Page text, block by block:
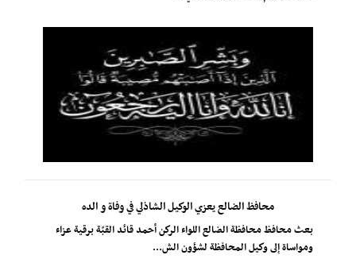
محافظ الضالع يعزي الوكيل الشاذلي في وفاة و الده
بعث محافظ محافظة الضالع اللواء الركن أحمد قائد القبّة برقية عزاء
ومواساة إلى وكيل المحافظة لشؤون الش...